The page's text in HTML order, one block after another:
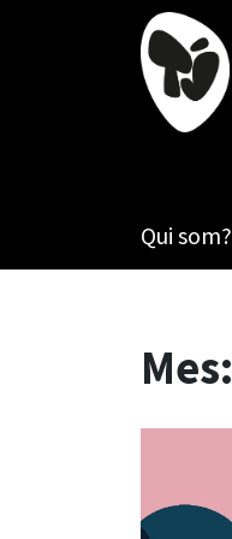
Qui som?
Mes: